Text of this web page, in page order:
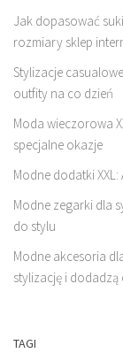
Jak dopasować
rozmiary sklep
Stylizacje
outfity na co dzień
Moda wieczorowa
specjalne okazje
Modne dodatki
Modne zegarki dla
do stylu
Modne akcesoria
stylizację i
TAGI